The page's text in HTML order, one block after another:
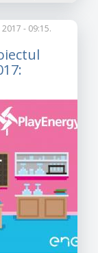
- 09:15.